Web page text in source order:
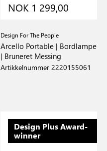
NOK 1 299,00
Design For The People
Arcello Portable | Bordlampe
| Bruneret Messing
Artikkelnummer 2220155061
Design Plus Award-
winner